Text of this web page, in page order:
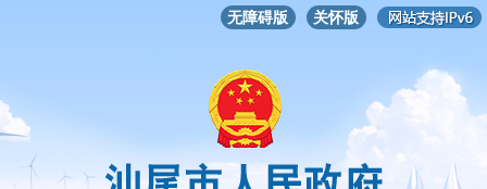
无障碍版 关怀版